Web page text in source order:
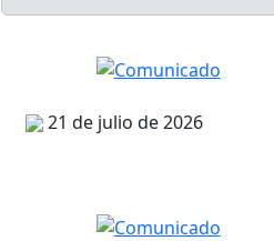
21 de julio de 2026